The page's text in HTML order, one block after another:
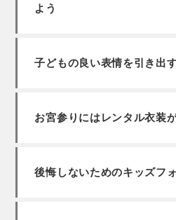
よう
子どもの良い表情を引き出
お宮参りにはレンタル衣装
後悔しないためのキッズフ